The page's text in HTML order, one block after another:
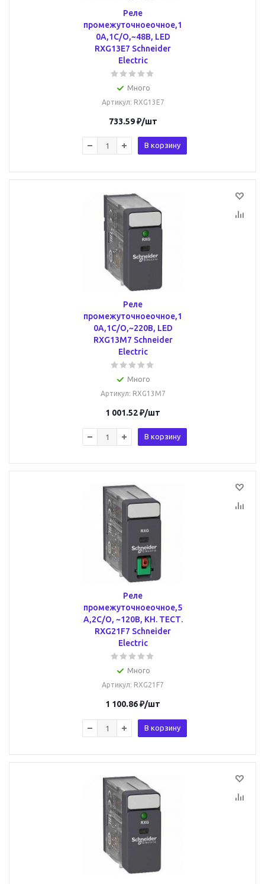
Реле
промежуточноеочное,1
0А,1С/О,~48В, LED
RXG13E7 Schneider
Electric
Много
Артикул: RXG13E7
733.59₽/шт
В корзину
Реле
промежуточноеочное,1
0А,1С/О,~220В, LED
RXG13M7 Schneider
Electric
Много
Артикул: RXG13M7
1 001.52₽/шт
В корзину
Реле
промежуточноеочное,5
А,2С/О, ~120В, КН. ТЕСТ.
RXG21F7 Schneider
Electric
Много
Артикул: RXG21F7
1 100.86₽/шт
В корзину